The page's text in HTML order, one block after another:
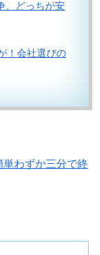
、どっちが安
！会社選びの
わずか三分で終